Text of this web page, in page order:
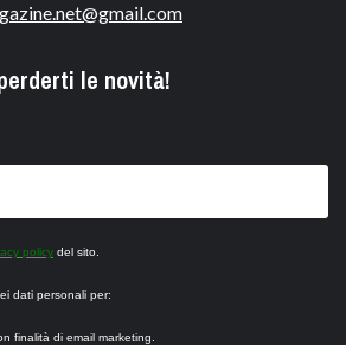
le novità!
policy del sito.
dati personali per:
finalità di email marketing.